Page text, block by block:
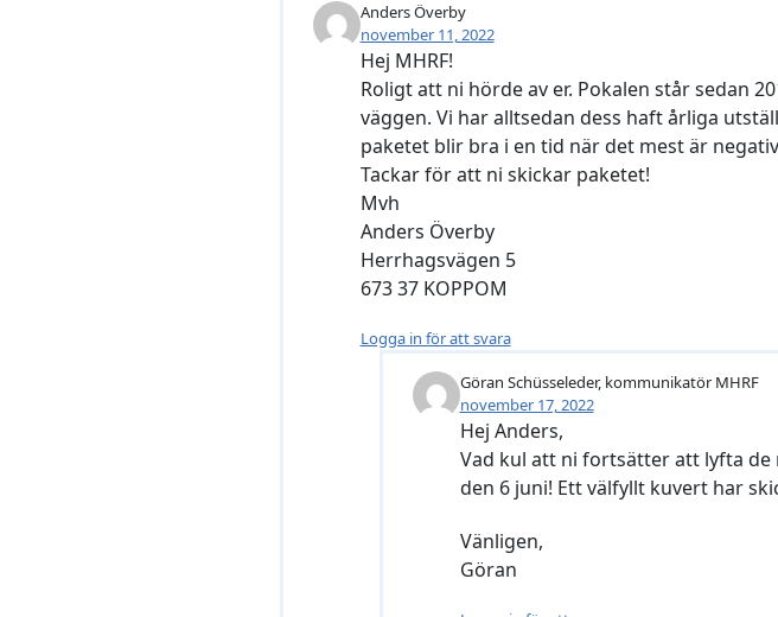
Anders Överby
november 11, 2022
Hej MHRF!
Roligt att ni hörde av er. Pokalen står sedan
väggen. Vi har alltsedan dess haft årliga
paketet blir bra i en tid när det mest är
Tackar för att ni skickar paketet!
Mvh
Anders Överby
Herrhagsvägen 5
673 37 KOPPOM
Logga in för att svara
Göran Schüsseleder, kommunikatör MHRF
november 17, 2022
Hej Anders,
Vad kul att ni fortsätter att lyfta
den 6 juni! Ett välfyllt kuvert har
Vänligen,
Göran